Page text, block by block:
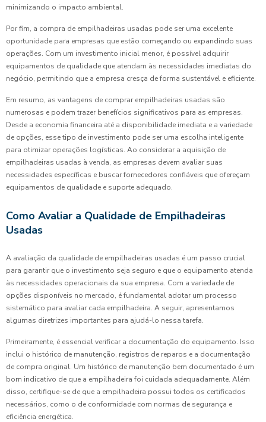
minimizando o impacto ambiental.
Por fim, a compra de empilhadeiras usadas pode ser uma excelente
oportunidade para empresas que estão começando ou expandindo suas
operações. Com um investimento inicial menor, é possível adquirir
equipamentos de qualidade que atendam às necessidades imediatas do
negócio, permitindo que a empresa cresça de forma sustentável e eficiente.
Em resumo, as vantagens de comprar empilhadeiras usadas são
numerosas e podem trazer benefícios significativos para as empresas.
Desde a economia financeira até a disponibilidade imediata e a variedade
de opções, esse tipo de investimento pode ser uma escolha inteligente
para otimizar operações logísticas. Ao considerar a aquisição de
empilhadeiras usadas à venda, as empresas devem avaliar suas
necessidades específicas e buscar fornecedores confiáveis que ofereçam
equipamentos de qualidade e suporte adequado.
Como Avaliar a Qualidade de Empilhadeiras
Usadas
A avaliação da qualidade de empilhadeiras usadas é um passo crucial
para garantir que o investimento seja seguro e que o equipamento atenda
às necessidades operacionais da sua empresa. Com a variedade de
opções disponíveis no mercado, é fundamental adotar um processo
sistemático para avaliar cada empilhadeira. A seguir, apresentamos
algumas diretrizes importantes para ajudá-lo nessa tarefa.
Primeiramente, é essencial verificar a documentação do equipamento. Isso
inclui o histórico de manutenção, registros de reparos e a documentação
de compra original. Um histórico de manutenção bem documentado é um
bom indicativo de que a empilhadeira foi cuidada adequadamente. Além
disso, certifique-se de que a empilhadeira possui todos os certificados
necessários, como o de conformidade com normas de segurança e
eficiência energética.